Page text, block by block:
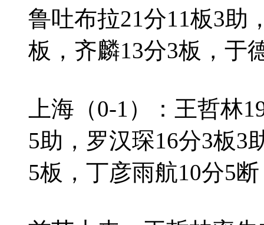
鲁吐布拉21分11板3助
板，齐麟13分3板，于
上海（0-1）：王哲林
5助，罗汉琛16分3板3
5板，丁彦雨航10分5